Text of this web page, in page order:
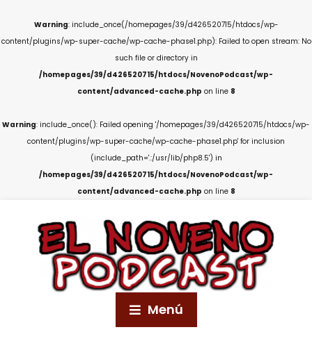
Warning: include_once(/homepages/39/d426520715/htdocs/wp-
content/plugins/wp-super-cache/wp-cache-phase1.php): Failed to open stream: No
such file or directory in
/homepages/39/d426520715/htdocs/NovenoPodcast/wp-
content/advanced-cache.php on line 8
Warning: include_once(): Failed opening '/homepages/39/d426520715/htdocs/wp-
content/plugins/wp-super-cache/wp-cache-phase1.php' for inclusion
(include_path='.:/usr/lib/php8.5') in
/homepages/39/d426520715/htdocs/NovenoPodcast/wp-
content/advanced-cache.php on line 8
Menú